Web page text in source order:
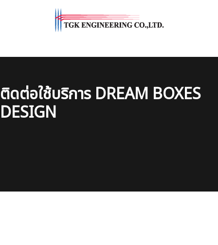
ติดต่อใช้บริการ DREAM BOXES
DESIGN